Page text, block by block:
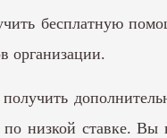
бесплатную
организации.
низкой ставке.